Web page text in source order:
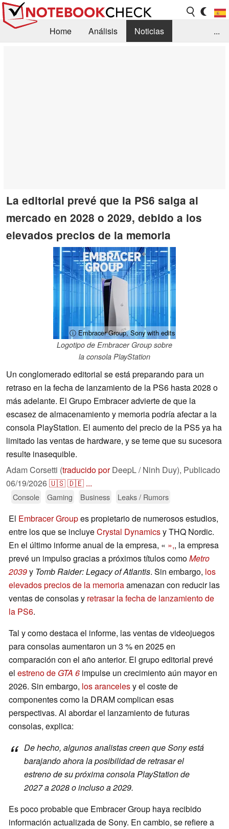
Home Análisis
Noticias
...
La editorial prevé que la PS6 salga al
mercado en 2028 o 2029, debido a los
elevados precios de la memoria
ⓘ Embracer Group, Sony with edits
Logotipo de Embracer Group sobre
la consola PlayStation
Un conglomerado editorial se está preparando para un
retraso en la fecha de lanzamiento de la PS6 hasta 2028 o
más adelante. El Grupo Embracer advierte de que la
escasez de almacenamiento y memoria podría afectar a la
consola PlayStation. El aumento del precio de la PS5 ya ha
limitado las ventas de hardware, y se teme que su sucesora
resulte inasequible.
Adam Corsetti (traducido porDeepL / Ninh Duy), Publicado
06/19/2026🇺🇸🇩🇪 ...
Console Gaming Business Leaks / Rumors
El Embracer Groupes propietario de numerosos estudios,
entre los que se incluyeCrystal Dynamicsy THQ Nordic.
En el último informe anual de la empresa, « »,, la empresa
prevé un impulso gracias a próximos títulos comoMetro
2039y Tomb Raider: Legacy of Atlantis. Sin embargo, los
elevados precios de la memoriaamenazan con reducir las
ventas de consolas y retrasar la fecha de lanzamiento de
la PS6.
Tal y como destaca el informe, las ventas de videojuegos
para consolas aumentaron un 3 % en 2025 en
comparación con el año anterior. El grupo editorial prevé
el estreno de GTA 6 impulse un crecimiento aún mayor en
2026. Sin embargo, los arancelesy el coste de
componentes como la DRAM complican esas
perspectivas. Al abordar el lanzamiento de futuras
consolas, explica:
De hecho, algunos analistas creen que Sony está
barajando ahora la posibilidad de retrasar el
estreno de su próxima consola PlayStation de
2027 a 2028 o incluso a 2029.
Es poco probable que Embracer Group haya recibido
información actualizada de Sony. En cambio, se refiere a